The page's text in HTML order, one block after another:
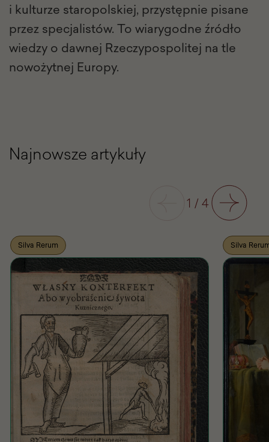
i kulturze staropolskiej, przystępnie pisane
przez specjalistów. To wiarygodne źródło
wiedzy o dawnej Rzeczypospolitej na tle
nowożytnej Europy.
Najnowsze artykuły
1 /4 Następny
Silva Rerum Silva